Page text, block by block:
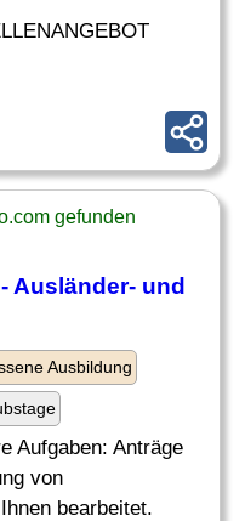
gefunden
Ausländer- und
Ausbildung
Aufgaben: Anträge
von
bearbeitet.